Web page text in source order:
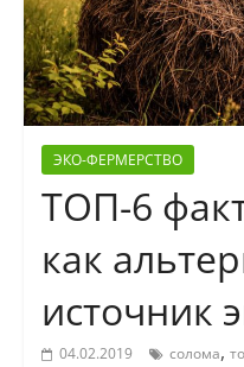
ЭКО-ФЕРМЕРСТВО
ТОП-6
как
источник
04.02.2019 солома,